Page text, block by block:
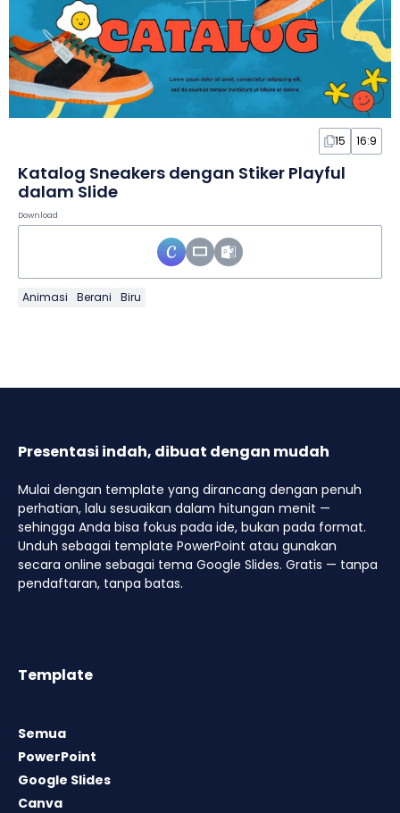
15 16:9
Katalog Sneakers dengan Stiker Playful
dalam Slide
Download
Animasi Berani Biru
Presentasi indah, dibuat dengan mudah
Mulai dengan template yang dirancang dengan penuh
perhatian, lalu sesuaikan dalam hitungan menit —
sehingga Anda bisa fokus pada ide, bukan pada format.
Unduh sebagai template PowerPoint atau gunakan
secara online sebagai tema Google Slides. Gratis — tanpa
pendaftaran, tanpa batas.
Template
Semua
PowerPoint
Google Slides
Canva